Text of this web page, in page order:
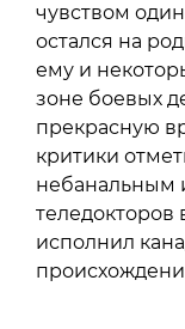
чувством
остался на
ему и
зоне боевых
прекрасную
критики
небанальным
теледокторов
исполнил